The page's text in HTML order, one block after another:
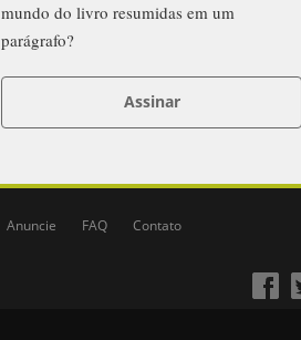
mundo do livro resumidas em um
parágrafo?
Assinar
Anuncie FAQ Contato